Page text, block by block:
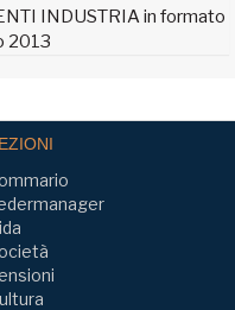
INDUSTRIA in formato
2013